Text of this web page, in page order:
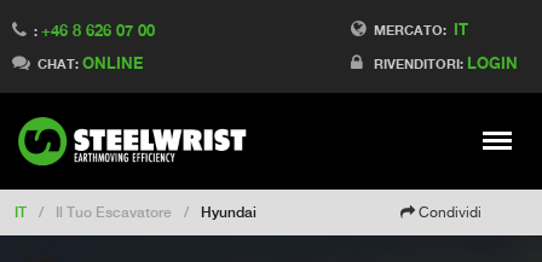
MERCATO: IT
RIVENDITORI: LOGIN
: +46 8 626 07 00
CHAT: ONLINE
Meny
Switch to Finland
Switch to Denmark
Switch to China
Switch to Australia
Change market
IT / Il Tuo Escavatore / Hyundai Condividi